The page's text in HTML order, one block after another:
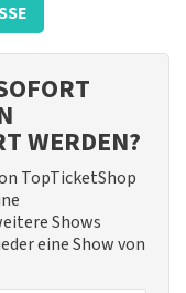
WERDEN?
TopTicketShop
Shows
eine Show von